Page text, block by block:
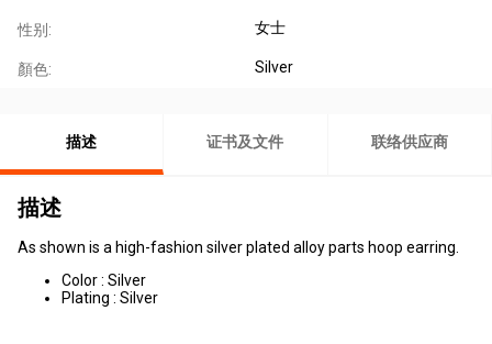
性别: 女士
顏色: Silver
描述 证书及文件 联络供应商
描述
As shown is a high-fashion silver plated alloy parts hoop earring.
Color : Silver
Plating : Silver